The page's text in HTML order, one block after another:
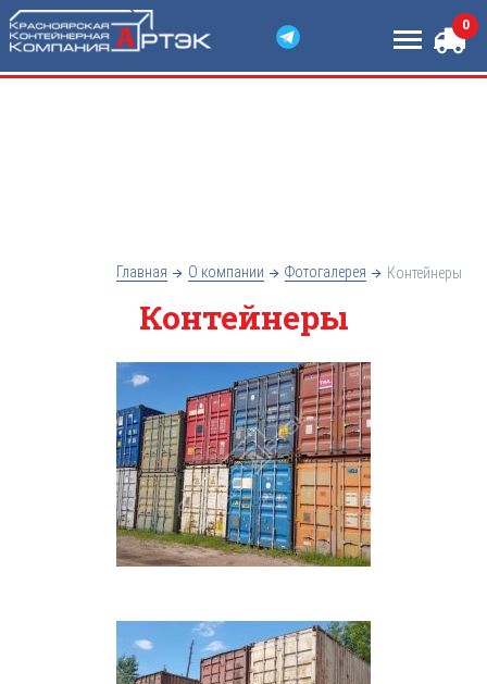
0
Каталог контейнеров Услуги
Доставка и оплата О компании
Главная О компании Фотогалерея Контейнеры
Контейнеры